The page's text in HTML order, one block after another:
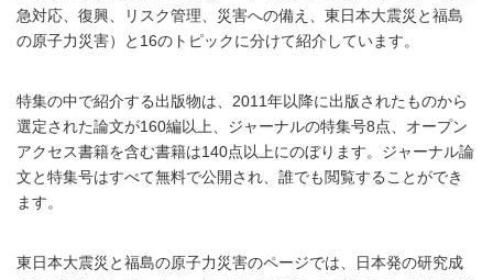
急対応、復興、リスク管理、災害への備え、東日本大震災と福島
の原子力災害）と16のトピックに分けて紹介しています。
特集の中で紹介する出版物は、2011年以降に出版されたものから
選定された論文が160編以上、ジャーナルの特集号8点、オープン
アクセス書籍を含む書籍は140点以上にのぼります。ジャーナル論
文と特集号はすべて無料で公開され、誰でも閲覧することができ
ます。
東日本大震災と福島の原子力災害のページでは、日本発の研究成